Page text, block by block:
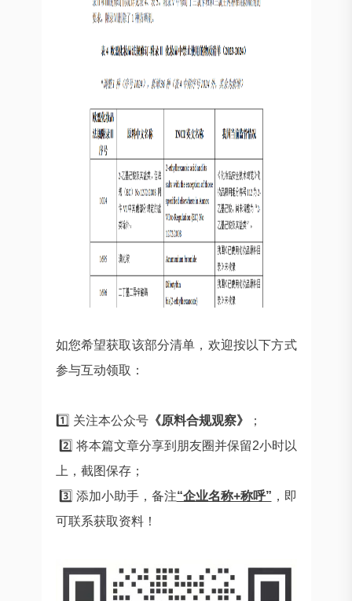
如您希望获取该部分清单，欢迎按以下方式
参与互动领取：
1️⃣ 关注本公众号《原料合规观察》
；
2️⃣ 将本篇文章分享到朋友圈并保留2小时以
上，截图保存；
3️⃣ 添加小助手，备注“企业名称+称呼” ，即
可联系获取资料！